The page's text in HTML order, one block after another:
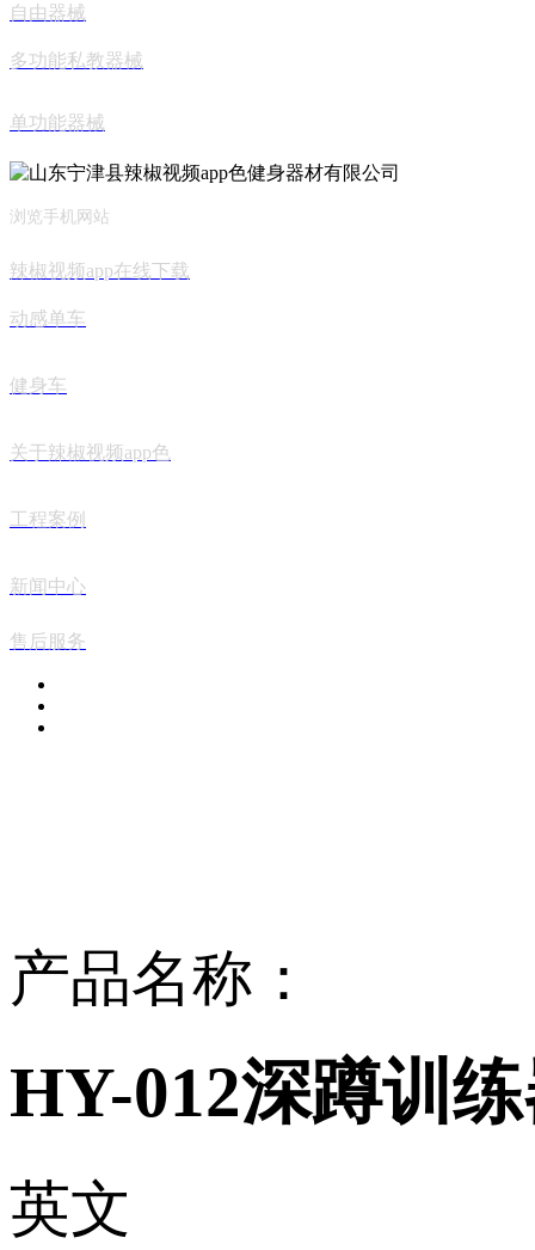
自由器械
多功能私教器械
单功能器械
浏览手机网站
辣椒视频app在线下载
动感单车
健身车
关于辣椒视频app色
工程案例
新闻中心
售后服务
产品名称：
HY-012深蹲训
英文